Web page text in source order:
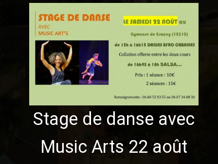
Stage de danse avec
Music Arts 22 août